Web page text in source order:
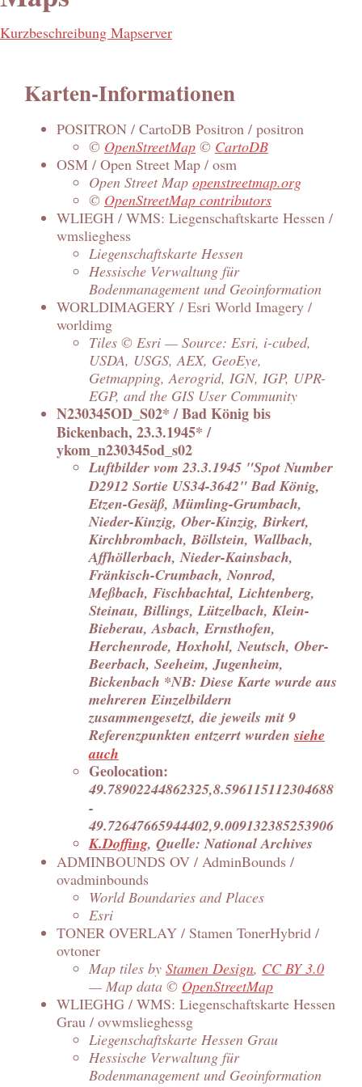
Kurzbeschreibung Mapserver
Karten-Informationen
POSITRON / CartoDB Positron / positron
© OpenStreetMap © CartoDB
OSM / Open Street Map / osm
Open Street Map openstreetmap.org
© OpenStreetMap contributors
WLIEGH / WMS: Liegenschaftskarte Hessen /
wmslieghess
Liegenschaftskarte Hessen
Hessische Verwaltung für
Bodenmanagement und Geoinformation
WORLDIMAGERY / Esri World Imagery /
worldimg
Tiles © Esri — Source: Esri, i-cubed,
USDA, USGS, AEX, GeoEye,
Getmapping, Aerogrid, IGN, IGP, UPR-
EGP, and the GIS User Community
N230345OD_S02* / Bad König bis
Bickenbach, 23.3.1945* /
ykom_n230345od_s02
Luftbilder vom 23.3.1945 "Spot Number
D2912 Sortie US34-3642" Bad König,
Etzen-Gesäß, Mümling-Grumbach,
Nieder-Kinzig, Ober-Kinzig, Birkert,
Kirchbrombach, Böllstein, Wallbach,
Affhöllerbach, Nieder-Kainsbach,
Fränkisch-Crumbach, Nonrod,
Meßbach, Fischbachtal, Lichtenberg,
Steinau, Billings, Lützelbach, Klein-
Bieberau, Asbach, Ernsthofen,
Herchenrode, Hoxhohl, Neutsch, Ober-
Beerbach, Seeheim, Jugenheim,
Bickenbach *NB: Diese Karte wurde aus
mehreren Einzelbildern
zusammengesetzt, die jeweils mit 9
Referenzpunkten entzerrt wurdensiehe
auch
Geolocation:
49.78902244862325,8.596115112304688
-
49.72647665944402,9.009132385253906
K.Doffing, Quelle: National Archives
ADMINBOUNDS OV / AdminBounds /
ovadminbounds
World Boundaries and Places
Esri
TONER OVERLAY / Stamen TonerHybrid /
ovtoner
Map tiles by Stamen Design, CC BY 3.0
— Map data © OpenStreetMap
WLIEGHG / WMS: Liegenschaftskarte Hessen
Grau / ovwmslieghessg
Liegenschaftskarte Hessen Grau
Hessische Verwaltung für
Bodenmanagement und Geoinformation